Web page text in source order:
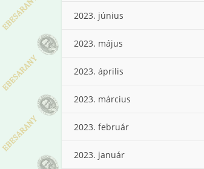
2023. június
2023. május
2023. április
2023. március
2023. február
2023. január